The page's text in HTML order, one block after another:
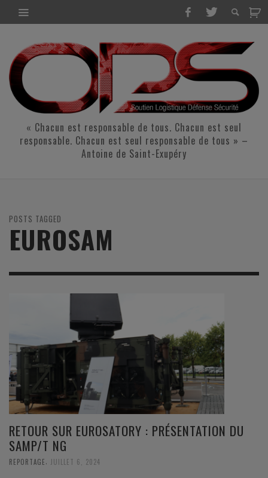
« Chacun est responsable de tous. Chacun est seul
responsable. Chacun est seul responsable de tous » –
Antoine de Saint-Exupéry
POSTS TAGGED
EUROSAM
RETOUR SUR EUROSATORY : PRÉSENTATION DU
SAMP/T NG
REPORTAGE JUILLET 6, 2024